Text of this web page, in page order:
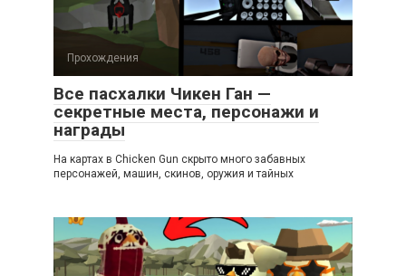
Прохождения
Все пасхалки Чикен Ган —
секретные места, персонажи и
награды
На картах в Chicken Gun скрыто много забавных
персонажей, машин, скинов, оружия и тайных